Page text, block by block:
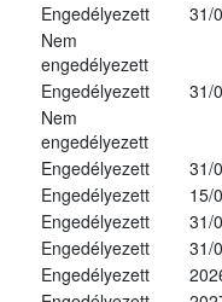
Engedélyezett
31/
Nem
engedélyezett
Engedélyezett
31/
Nem
engedélyezett
Engedélyezett
31/
Engedélyezett
15/
Engedélyezett
31/
Engedélyezett
31/
Engedélyezett